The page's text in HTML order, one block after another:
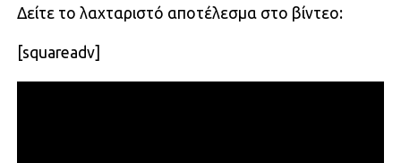
Δείτε το λαχταριστό αποτέλεσμα στο βίντεο:
[squareadv]